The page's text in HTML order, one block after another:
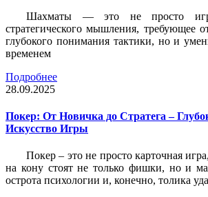
Шахматы — это не просто
стратегического мышления, требующее
глубокого понимания тактики, но и
временем
Подробнее
28.09.2025
Покер: От Новичка до Стратега –
Искусство Игры
Покер – это не просто карточная
на кону стоят не только фишки, но и
острота психологии и, конечно, толика